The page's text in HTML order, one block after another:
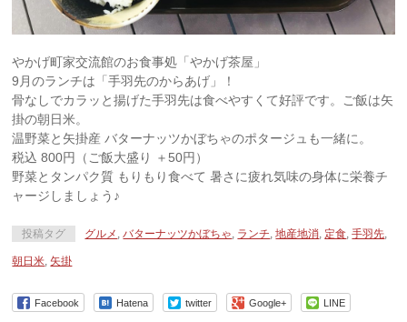
やかげ町家交流館のお食事処「やかげ茶屋」
9月のランチは「手羽先のからあげ」！
骨なしでカラッと揚げた手羽先は食べやすくて好評です。ご飯は矢
掛の朝日米。
温野菜と矢掛産 バターナッツかぼちゃのポタージュも一緒に。
税込 800円（ご飯大盛り ＋50円）
野菜とタンパク質 もりもり食べて 暑さに疲れ気味の身体に栄養チ
ャージしましょう♪
投稿タグ グルメ ,バターナッツかぼちゃ, ランチ,地産地消, 定食,手羽先,
朝日米,矢掛
Facebook Hatena twitter Google+ LINE